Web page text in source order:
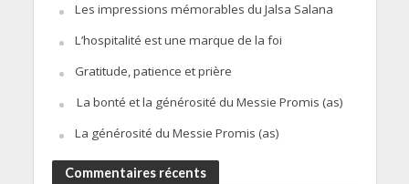
Les impressions mémorables du Jalsa Salana
L’hospitalité est une marque de la foi
Gratitude, patience et prière
La bonté et la générosité du Messie Promis (as)
La générosité du Messie Promis (as)
Commentaires récents